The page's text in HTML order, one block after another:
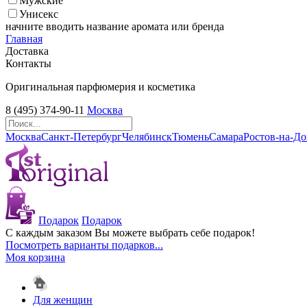
Унисекс
начните вводить название аромата или бренда
Главная
Доставка
Контакты
Оригинальная парфюмерия и косметика
8 (495) 374-90-11 Москва
МоскваСанкт-ПетербургЧелябинскТюменьСамараРостов-на-
Подарок Подарок
С каждым заказом Вы можете выбрать себе подарок!
Посмотреть варианты подарков...
Моя корзина
Для женщин